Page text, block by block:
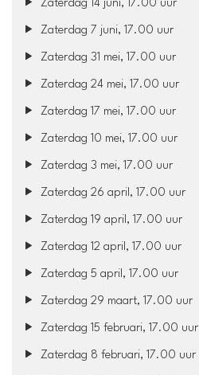
Zaterdag 14 juni, 17.00 uur
Zaterdag 7 juni, 17.00 uur
Zaterdag 31 mei, 17.00 uur
Zaterdag 24 mei, 17.00 uur
Zaterdag 17 mei, 17.00 uur
Zaterdag 10 mei, 17.00 uur
Zaterdag 3 mei, 17.00 uur
Zaterdag 26 april, 17.00 uur
Zaterdag 19 april, 17.00 uur
Zaterdag 12 april, 17.00 uur
Zaterdag 5 april, 17.00 uur
Zaterdag 29 maart, 17.00 uur
Zaterdag 15 februari, 17.00 uur
Zaterdag 8 februari, 17.00 uur